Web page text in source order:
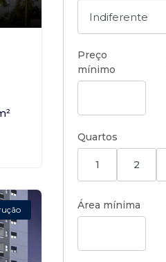
Preço
mínimo
Quartos
1 2
Área mínima